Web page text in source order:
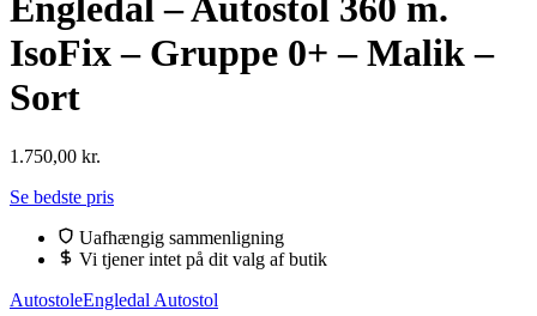
Engledal – Autostol 360 m.
IsoFix – Gruppe 0+ – Malik –
Sort
1.750,00 kr.
Se bedste pris
Uafhængig sammenligning
Vi tjener intet på dit valg af butik
AutostoleEngledal Autostol